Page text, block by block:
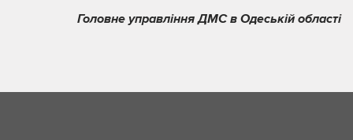
Головне управління ДМС в Одеській області